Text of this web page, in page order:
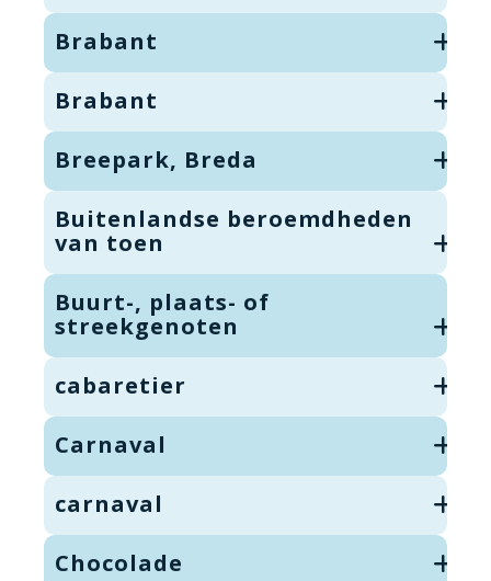
Brabant
Brabant
Breepark, Breda
Buitenlandse beroemdheden
van toen
Buurt-, plaats- of
streekgenoten
cabaretier
Carnaval
carnaval
Chocolade